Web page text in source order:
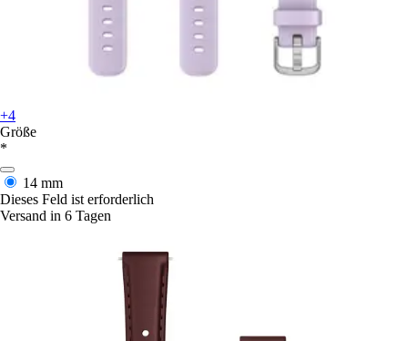
+4
Größe
*
14 mm
Dieses Feld ist erforderlich
Versand in 6 Tagen